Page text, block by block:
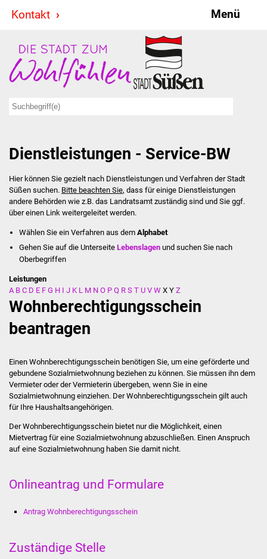
Kontakt Menü
Stadt & Politik
Bürgermeister
Ausschüsse
Ratsinformationssystem
Jugendbeirat
Summerrockfestival
Stadtverwaltung
Stellenangebote
Veröffentlichungen
FNP / Bebauungspläne
Dienstleistungen - Service-BW
Hier können Sie gezielt nach Dienstleistungen und Verfahren der Stadt
Süßen suchen. Bitte beachten Sie, dass für einige Dienstleistungen
andere Behörden wie z.B. das Landratsamt zuständig sind und Sie ggf.
über einen Link weitergeleitet werden.
Wählen Sie ein Verfahren aus dem Alphabet
Gehen Sie auf die UnterseiteLebenslagen und suchen Sie nach
Oberbegriffen
Leistungen
A B C D E F G H I J K L M N O P Q R S T U V W X Y Z
Wohnberechtigungsschein
beantragen
Einen Wohnberechtigungsschein benötigen Sie, um eine geförderte und
gebundene Sozialmietwohnung beziehen zu können. Sie müssen ihn dem
Vermieter oder der Vermieterin übergeben, wenn Sie in eine
Sozialmietwohnung einziehen. Der Wohnberechtigungsschein gilt auch
für Ihre Haushaltsangehörigen.
Der Wohnberechtigungsschein bietet nur die Möglichkeit, einen
Mietvertrag für eine Sozialmietwohnung abzuschließen. Einen Anspruch
auf eine Sozialmietwohnung haben Sie damit nicht.
Onlineantrag und Formulare
Antrag Wohnberechtigungsschein
Zuständige Stelle